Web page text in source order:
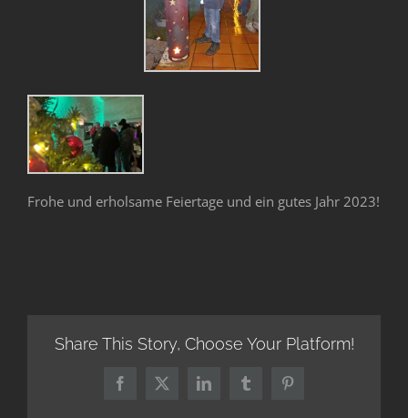
Frohe und erholsame Feiertage und ein gutes Jahr 2023!
Share This Story, Choose Your Platform!
Facebook
X LinkedInTumblrPinterest